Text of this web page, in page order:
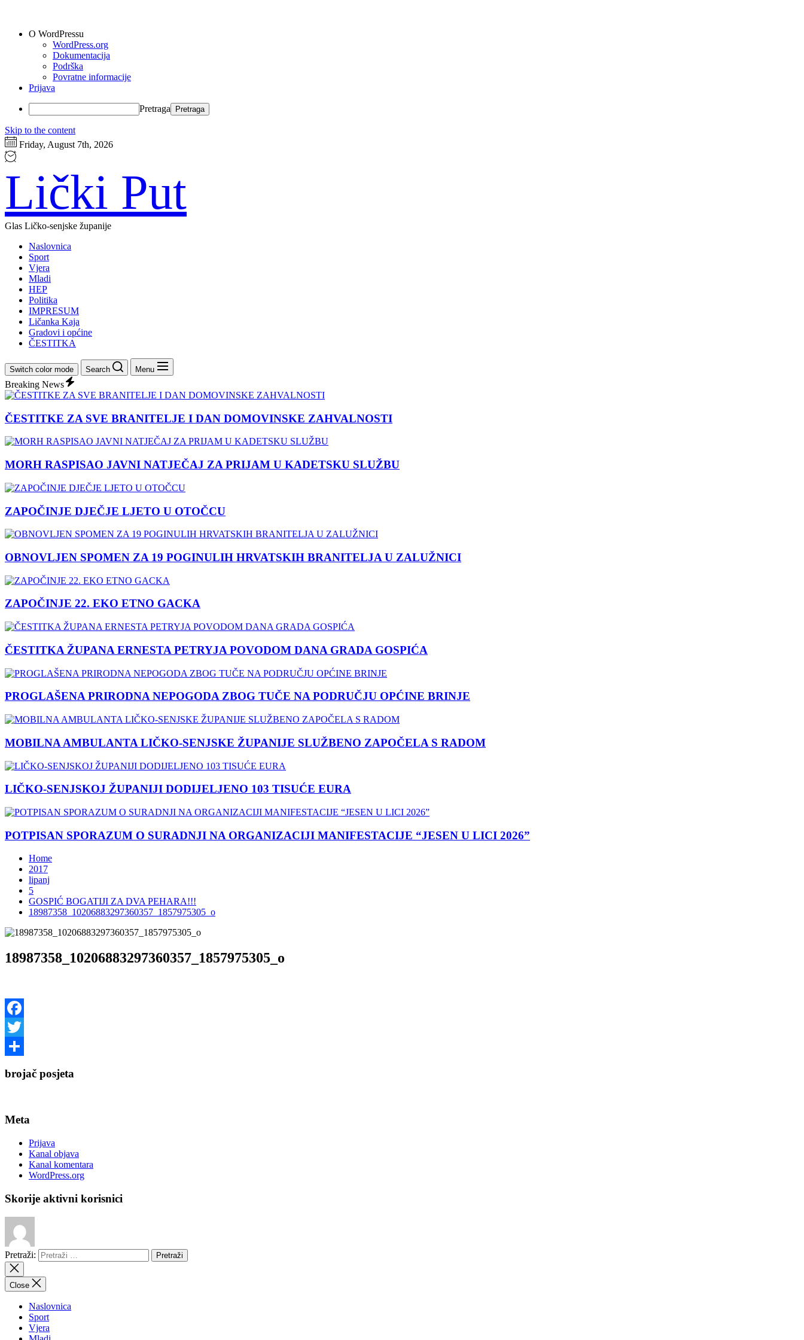
O WordPressu
WordPress.org
Dokumentacija
Podrška
Povratne informacije
Prijava
Pretraga
Skip to the content
Friday, August 7th, 2026
Lički Put
Glas Ličko-senjske županije
Naslovnica
Sport
Vjera
Mladi
HEP
Politika
IMPRESUM
Ličanka Kaja
Gradovi i općine
ČESTITKA
Switch color mode Search Menu
Breaking News
ČESTITKE ZA SVE BRANITELJE I DAN DOMOVINSKE ZAHVALNOSTI
MORH RASPISAO JAVNI NATJEČAJ ZA PRIJAM U KADETSKU SLUŽBU
ZAPOČINJE DJEČJE LJETO U OTOČCU
OBNOVLJEN SPOMEN ZA 19 POGINULIH HRVATSKIH BRANITELJA U ZALUŽNICI
ZAPOČINJE 22. EKO ETNO GACKA
ČESTITKA ŽUPANA ERNESTA PETRYJA POVODOM DANA GRADA GOSPIĆA
PROGLAŠENA PRIRODNA NEPOGODA ZBOG TUČE NA PODRUČJU OPĆINE BRINJE
MOBILNA AMBULANTA LIČKO-SENJSKE ŽUPANIJE SLUŽBENO ZAPOČELA S RADOM
LIČKO-SENJSKOJ ŽUPANIJI DODIJELJENO 103 TISUĆE EURA
POTPISAN SPORAZUM O SURADNJI NA ORGANIZACIJI MANIFESTACIJE “JESEN U LICI 2026”
Home
2017
lipanj
5
GOSPIĆ BOGATIJI ZA DVA PEHARA!!!
18987358_10206883297360357_1857975305_o
18987358_10206883297360357_1857975305_o
Facebook
Twitter
brojač posjeta
Meta
Prijava
Kanal objava
Kanal komentara
WordPress.org
Skorije aktivni korisnici
Pretraži:
Close
Naslovnica
Sport
Vjera